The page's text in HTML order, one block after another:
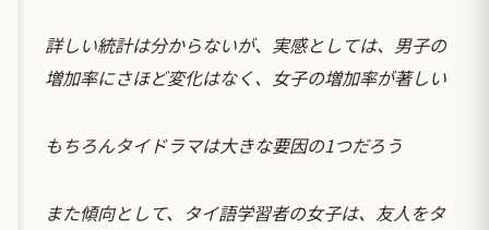
詳しい統計は分からないが、実感としては、男子の
増加率にさほど変化はなく、女子の増加率が著しい
もちろんタイドラマは大きな要因の1つだろう
また傾向として、タイ語学習者の女子は、友人をタ